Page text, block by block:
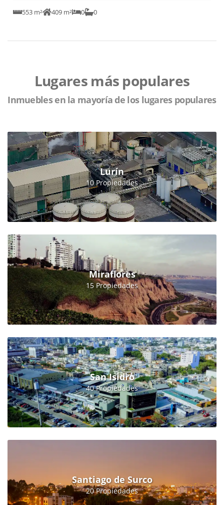
553 m² 409 m² 0 0
Lugares más populares
Inmuebles en la mayoría de los lugares populares
Lurín
10 Propiedades
Miraflores
15 Propiedades
San Isidro
40 Propiedades
Santiago de Surco
20 Propiedades